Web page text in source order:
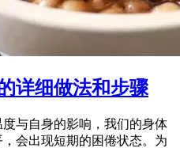
详细做法和步骤
与自身的影响，我们的身体
会出现短期的困倦状态。为